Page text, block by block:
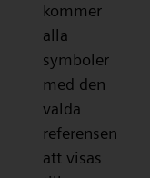
kommer
alla
symboler
med den
valda
referensen
att visas